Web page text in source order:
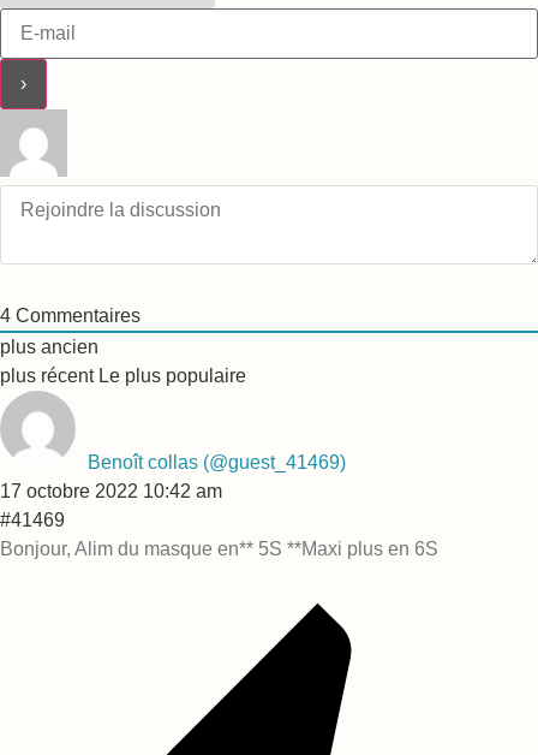
4 Commentaires
plus ancien
plus récent Le plus populaire
Benoît collas (@guest_41469)
17 octobre 2022 10:42 am
#41469
Bonjour, Alim du masque en** 5S **Maxi plus en 6S